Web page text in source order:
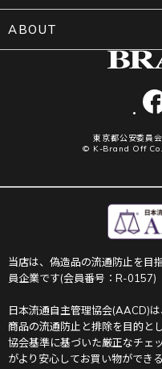
東京都公安委員
© K-Brand Off
ABOUT
当店は、偽造品の流通防止を目
員企業です(会員番号：R-0157)
日本流通自主管理協会(AACD)
商品の流通防止と排除を目的と
協会基準に基づいた厳正なチェ
がより安心してお買い物ができ